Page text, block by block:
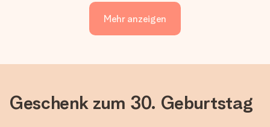
Mehr anzeigen
Geschenk zum 30. Geburtstag